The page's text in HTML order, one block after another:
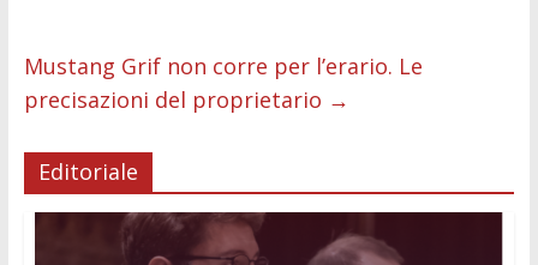
k p er
Mustang Grif non corre per l’erario. Le
precisazioni del proprietario →
Editoriale